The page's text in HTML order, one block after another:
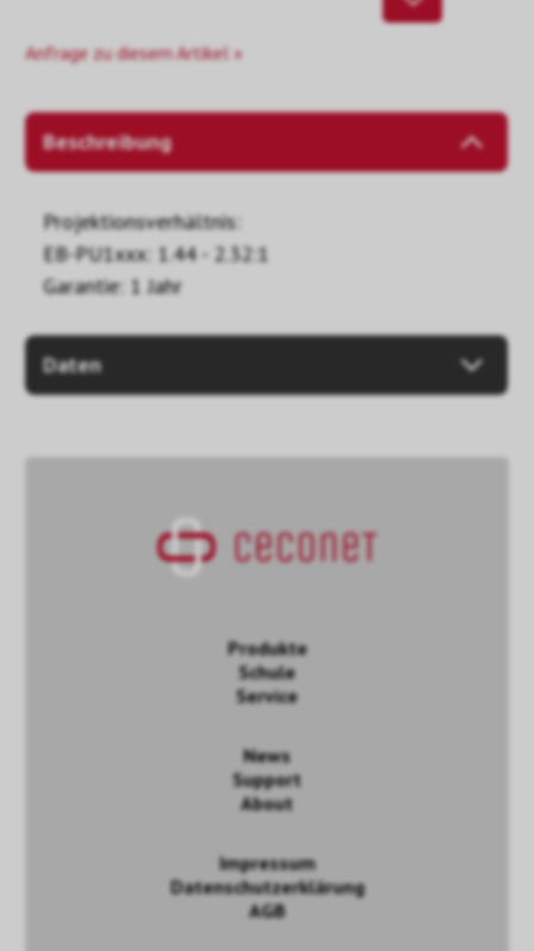
Anfrage zu diesem Artikel »
Beschreibung
Projektionsverhältnis:
EB-PU1xxx: 1.44 - 2.32:1
Garantie: 1 Jahr
Daten
Produkte
Schule
Service
News
Support
About
Impressum
Datenschutzerklärung
AGB